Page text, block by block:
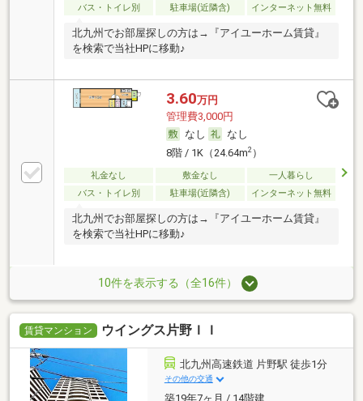
バス・トイレ別
駐車場(近隣含) インターネット無料
北九州でお部屋探しの方は→『アイユーホーム賃貸』
を検索で当社HPに移動♪
3.60万円
管理費3,000円
なし
なし
8階 / 1K（24.64m2）
礼金なし 敷金なし
一人暮らし
バス・トイレ別
駐車場(近隣含) インターネット無料
北九州でお部屋探しの方は→『アイユーホーム賃貸』
を検索で当社HPに移動♪
10件を表示する（全16件）
賃貸マンション ウイングス片野ＩＩ
北九州高速鉄道 片野駅 徒歩1分
その他の交通
築19年7ヶ月 / 14階建